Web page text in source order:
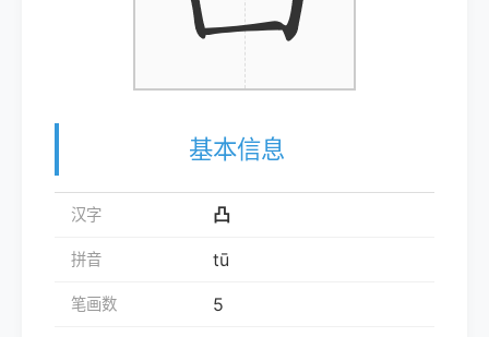
基本信息
汉字 凸
拼音 tū
笔画数 5